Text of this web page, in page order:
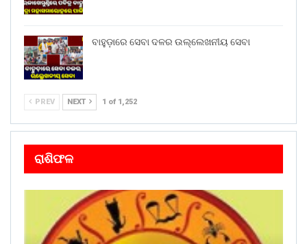
ବାହୁଡ଼ାରେ ସେବା ଦଳର ଉଲ୍ଲେଖନୀୟ ସେବା
PREV NEXT 1 of 1,252
ରାଶିଫଳ